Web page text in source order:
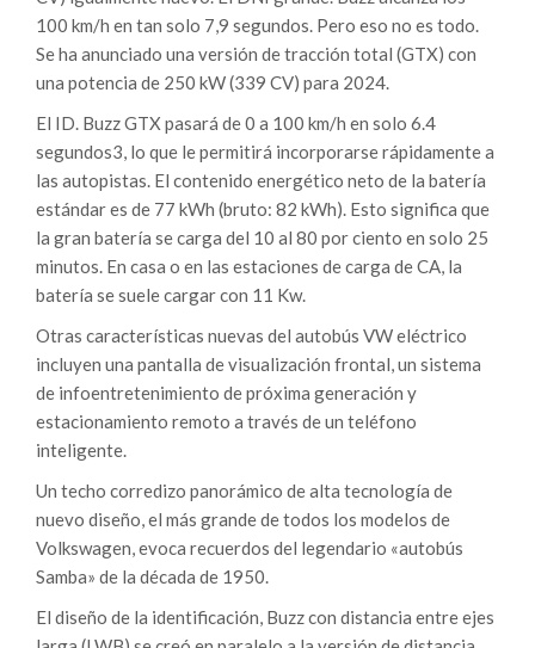
100 km/h en tan solo 7,9 segundos. Pero eso no es todo.
Se ha anunciado una versión de tracción total (GTX) con
una potencia de 250 kW (339 CV) para 2024.
El ID. Buzz GTX pasará de 0 a 100 km/h en solo 6.4
segundos3, lo que le permitirá incorporarse rápidamente a
las autopistas. El contenido energético neto de la batería
estándar es de 77 kWh (bruto: 82 kWh). Esto significa que
la gran batería se carga del 10 al 80 por ciento en solo 25
minutos. En casa o en las estaciones de carga de CA, la
batería se suele cargar con 11 Kw.
Otras características nuevas del autobús VW eléctrico
incluyen una pantalla de visualización frontal, un sistema
de infoentretenimiento de próxima generación y
estacionamiento remoto a través de un teléfono
inteligente.
Un techo corredizo panorámico de alta tecnología de
nuevo diseño, el más grande de todos los modelos de
Volkswagen, evoca recuerdos del legendario «autobús
Samba» de la década de 1950.
El diseño de la identificación, Buzz con distancia entre ejes